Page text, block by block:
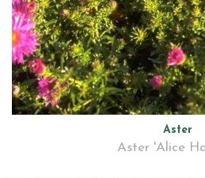
Aster
Aster 'Alice